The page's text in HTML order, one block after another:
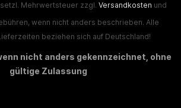
Mehrwertsteuer zzgl. Versandkosten und
wenn nicht anders beschrieben. Alle
beziehen sich auf Deutschland!
nicht anders gekennzeichnet, ohne
gültige Zulassung